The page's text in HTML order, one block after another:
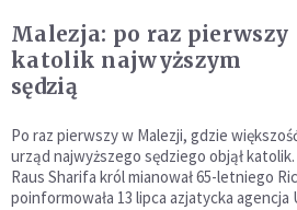
Malezja: po raz pierwszy
katolik najwyższym
sędzią
Po raz pierwszy w Malezji, gdzie
urząd najwyższego sędziego objął
Raus Sharifa król mianował 65-letniego
poinformowała 13 lipca azjatycka agencja